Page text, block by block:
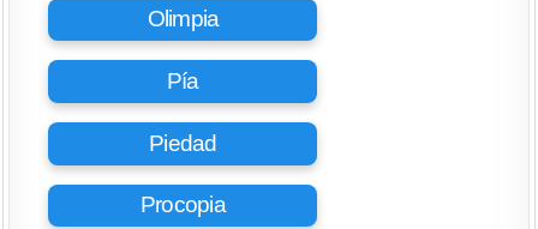
Olimpia
Pía
Piedad
Procopia